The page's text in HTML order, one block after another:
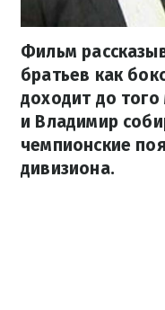
Фильм
братьев как
доходит до
и Владимир
чемпионские
дивизиона.